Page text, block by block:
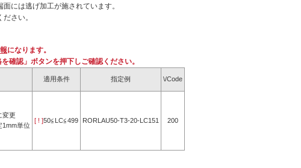
には逃げ加工が施されています。
さい。
になります。
確認」ボタンを押下しご確認ください。
適用条件 指定例 \/Code
変更
1mm単位
[ ! ]50≦LC≦499 RORLAU50-T3-20-LC151 200